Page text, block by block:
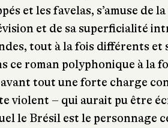
et les favelas, s’amuse de
et de sa superficialité
tout à la fois différents et
ce roman polyphonique à la
tout une forte charge
violent – qui aurait pu être
le Brésil est le personnage